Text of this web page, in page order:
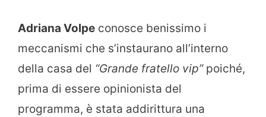
Adriana Volpe conosce benissimo i
meccanismi che s’instaurano all’interno
della casa del “Grande fratello vip”poiché,
prima di essere opinionista del
programma, è stata addirittura una